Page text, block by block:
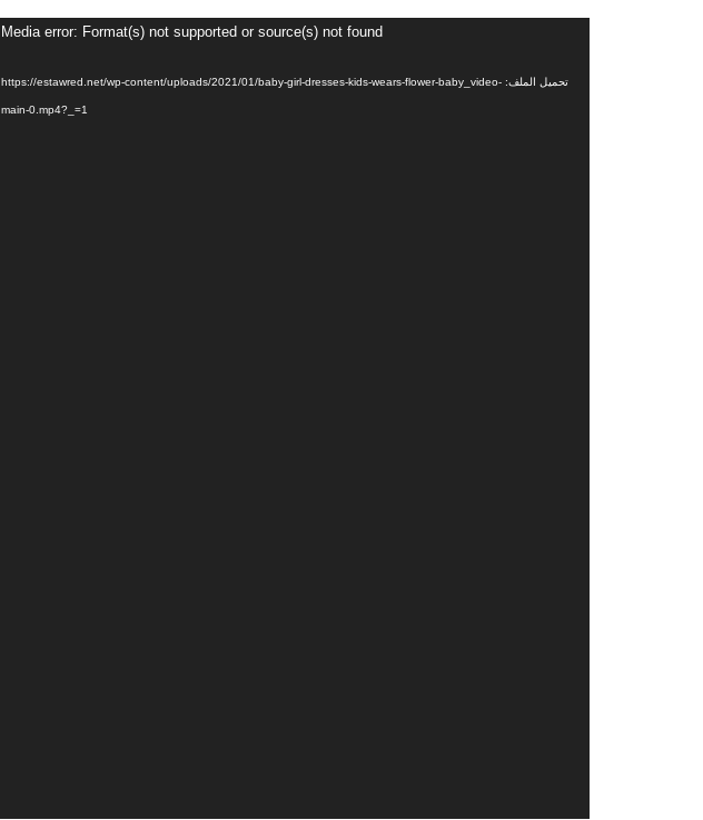
Media error: Format(s) not supported or source(s) not found
تحميل الملف: https://estawred.net/wp-content/uploads/2021/01/baby-girl-dresses-kids-wears-flower-baby_video-
main-0.mp4?_=1